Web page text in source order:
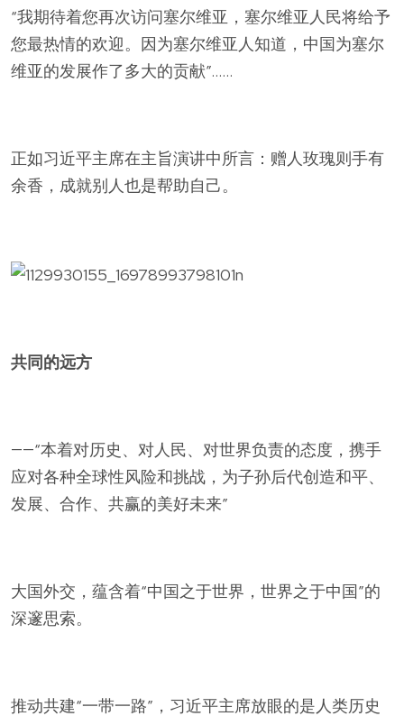
“我期待着您再次访问塞尔维亚，塞尔维亚人民将给予
您最热情的欢迎。因为塞尔维亚人知道，中国为塞尔
维亚的发展作了多大的贡献”……
正如习近平主席在主旨演讲中所言：赠人玫瑰则手有
余香，成就别人也是帮助自己。
共同的远方
——“本着对历史、对人民、对世界负责的态度，携手
应对各种全球性风险和挑战，为子孙后代创造和平、
发展、合作、共赢的美好未来”
大国外交，蕴含着“中国之于世界，世界之于中国”的
深邃思索。
推动共建“一带一路”，习近平主席放眼的是人类历史